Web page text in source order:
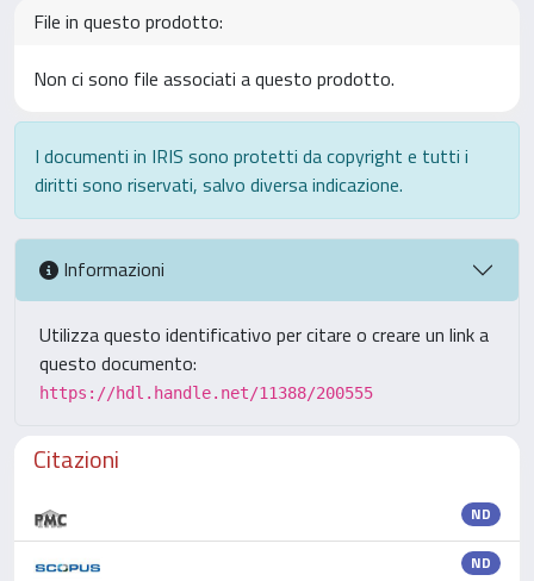
File in questo prodotto:
Non ci sono file associati a questo prodotto.
I documenti in IRIS sono protetti da copyright e tutti i
diritti sono riservati, salvo diversa indicazione.
Informazioni
Utilizza questo identificativo per citare o creare un link a
questo documento:
https://hdl.handle.net/11388/200555
Citazioni
ND
ND